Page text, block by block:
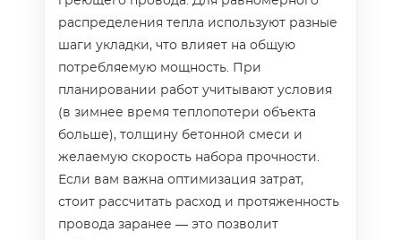
распределения тепла используют разные
шаги укладки, что влияет на общую
потребляемую мощность. При
планировании работ учитывают условия
(в зимнее время теплопотери объекта
больше), толщину бетонной смеси и
желаемую скорость набора прочности.
Если вам важна оптимизация затрат,
стоит рассчитать расход и протяженность
провода заранее — это позволит